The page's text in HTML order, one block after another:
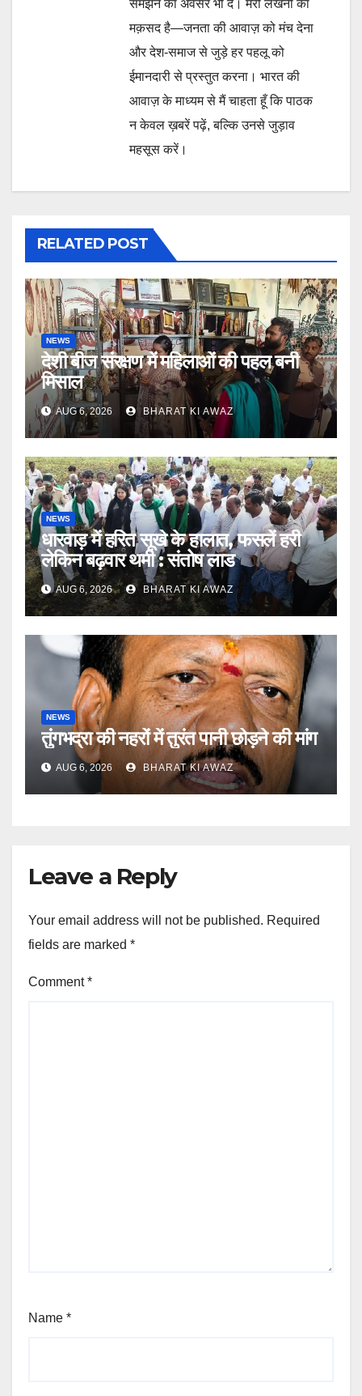
समझने का अवसर भी दें। मेरी लेखनी का
मक़सद है—जनता की आवाज़ को मंच देना
और देश-समाज से जुड़े हर पहलू को
ईमानदारी से प्रस्तुत करना। भारत की
आवाज़ के माध्यम से मैं चाहता हूँ कि पाठक
न केवल ख़बरें पढ़ें, बल्कि उनसे जुड़ाव
महसूस करें।
RELATED POST
NEWS
देशी बीज संरक्षण में महिलाओं की पहल बनी
मिसाल
AUG 6, 2026 BHARAT KI AWAZ
NEWS
धारवाड़ में हरित सूखे के हालात, फसलें हरी
लेकिन बढ़वार थमी : संतोष लाड
AUG 6, 2026 BHARAT KI AWAZ
NEWS
तुंगभद्रा की नहरों में तुरंत पानी छोड़ने की मांग
AUG 6, 2026 BHARAT KI AWAZ
Leave a Reply
Your email address will not be published. Required
fields are marked *
Comment*
Name *